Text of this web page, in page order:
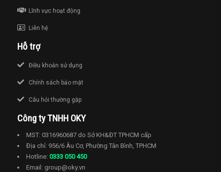
Lĩnh vực hoạt động
Liên hệ
Hỗ trợ
Điều khoản sử dụng
Chính sách bảo mật
Câu hỏi thường gặp
Công ty TNHH OKY
MST: 0316960687 do Sở KH&ĐT TPHCM cấp
Địa chỉ: 956/6 Âu Cơ, Phường Tân Bình, TPHCM
Hotline: 0333 050 450
Email: group@oky.vn